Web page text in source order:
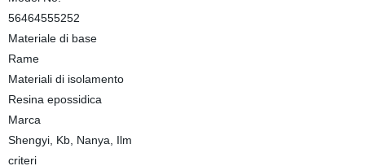
56464555252
Materiale di base
Rame
Materiali di isolamento
Resina epossidica
Marca
Shengyi, Kb, Nanya, Ilm
criteri